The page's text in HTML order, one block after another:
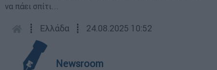
να πάει σπίτι...
┋ Ελλάδα ┋ 24.08.2025 10:52
Newsroom